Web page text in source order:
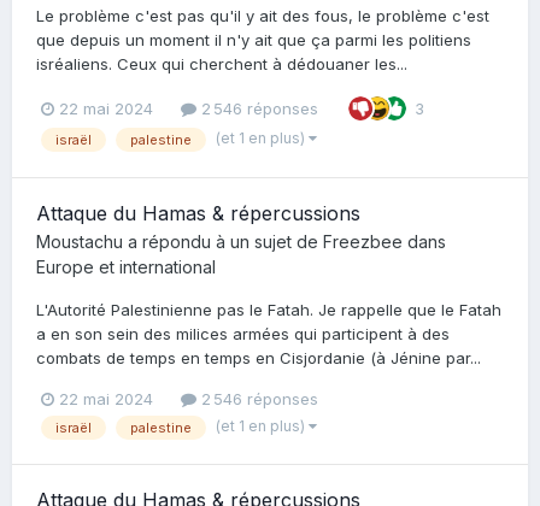
Le problème c'est pas qu'il y ait des fous, le problème c'est
que depuis un moment il n'y ait que ça parmi les politiens
isréaliens. Ceux qui cherchent à dédouaner les...
22 mai 2024 2 546 réponses 3
israël palestine (et 1 en plus)
Attaque du Hamas & répercussions
Moustachu a répondu à un sujet de Freezbee dans
Europe et international
L'Autorité Palestinienne pas le Fatah. Je rappelle que le Fatah
a en son sein des milices armées qui participent à des
combats de temps en temps en Cisjordanie (à Jénine par...
22 mai 2024 2 546 réponses
israël palestine (et 1 en plus)
Attaque du Hamas & répercussions